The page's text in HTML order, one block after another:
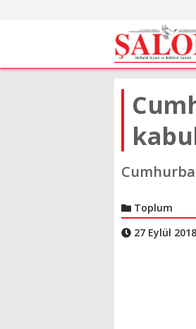
Toplum
27 Eylül